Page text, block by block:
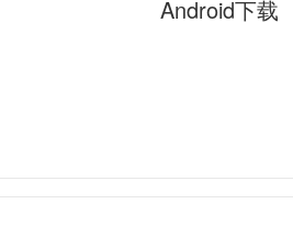
Android下载